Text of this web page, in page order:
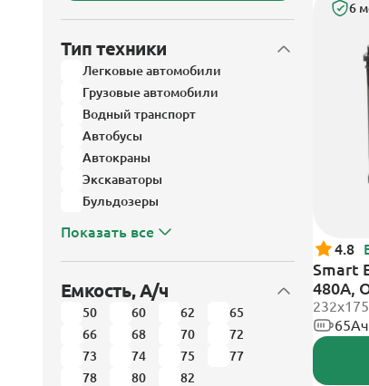
Тип техники
Легковые автомобили
Грузовые автомобили
Водный транспорт
Автобусы
Автокраны
Экскаваторы
Бульдозеры
Показать все
Емкость, А/ч
50 60 62
65
66
68 70
72
73
74 75
77
78
80 82
6
4.8
Smart
480А,
65Ач